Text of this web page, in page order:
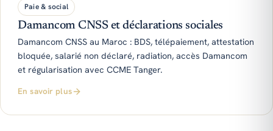
Paie & social
Damancom CNSS et déclarations sociales
Damancom CNSS au Maroc : BDS, télépaiement, attestation
bloquée, salarié non déclaré, radiation, accès Damancom
et régularisation avec CCME Tanger.
En savoir plus